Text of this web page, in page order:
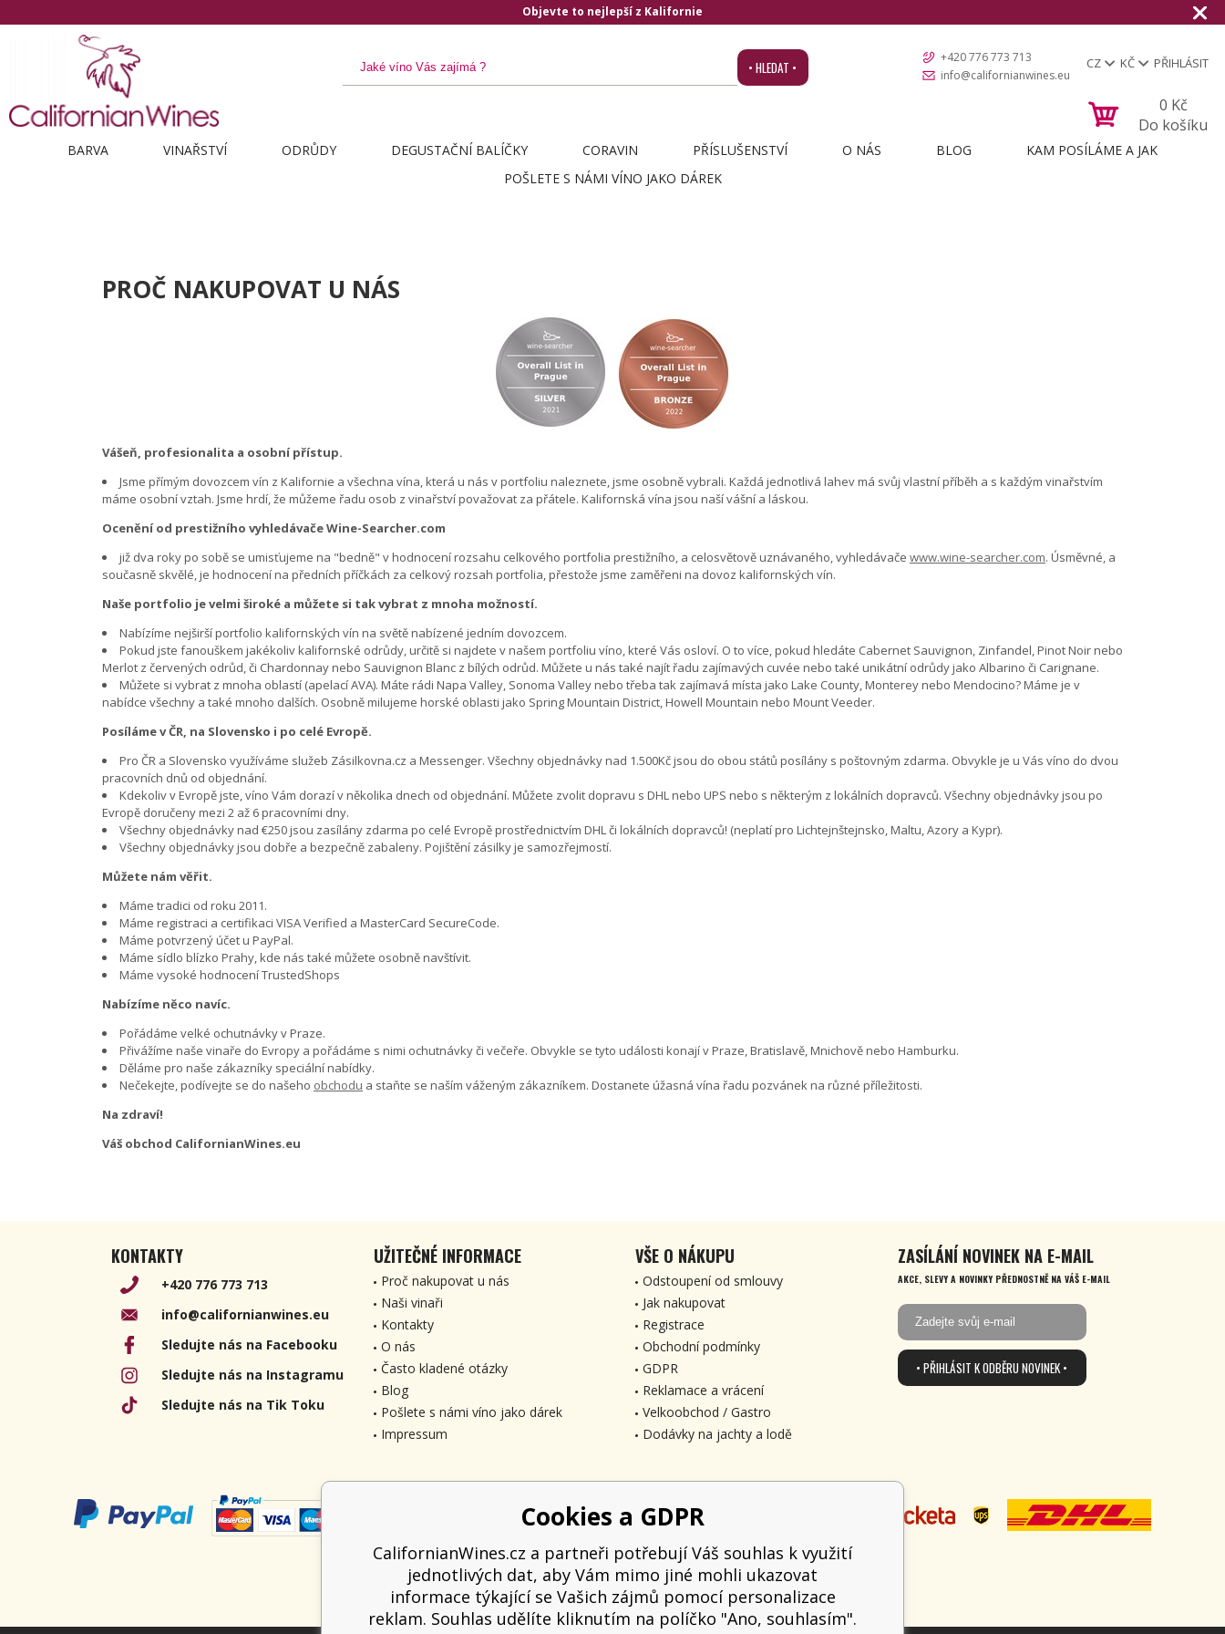
Objevte to nejlepší z Kalifornie
• HLEDAT •
+420 776 773 713
info@californianwines.eu
CZ KČ PŘIHLÁSIT
0 Kč
Do košíku
BARVA VINAŘSTVÍ ODRŮDY DEGUSTAČNÍ BALÍČKY CORAVIN PŘÍSLUŠENSTVÍ O NÁS BLOG
KAM POSÍLÁME A JAK
POŠLETE S NÁMI VÍNO JAKO DÁREK
PROČ NAKUPOVAT U NÁS
Vášeň, profesionalita a osobní přístup.
Jsme přímým dovozcem vín z Kalifornie a všechna vína, která u nás v portfoliu naleznete, jsme osobně vybrali. Každá jednotlivá lahev má svůj vlastní příběh a s každým vinařstvím
máme osobní vztah. Jsme hrdí, že můžeme řadu osob z vinařství považovat za přátele. Kalifornská vína jsou naší vášní a láskou.
Ocenění od prestižního vyhledávače Wine-Searcher.com
již dva roky po sobě se umisťujeme na "bedně" v hodnocení rozsahu celkového portfolia prestižního, a celosvětově uznávaného, vyhledávače www.wine-searcher.com. Úsměvné, a
současně skvělé, je hodnocení na předních příčkách za celkový rozsah portfolia, přestože jsme zaměřeni na dovoz kalifornských vín.
Naše portfolio je velmi široké a můžete si tak vybrat z mnoha možností.
Nabízíme nejširší portfolio kalifornských vín na světě nabízené jedním dovozcem.
Pokud jste fanouškem jakékoliv kalifornské odrůdy, určitě si najdete v našem portfoliu víno, které Vás osloví. O to více, pokud hledáte Cabernet Sauvignon, Zinfandel, Pinot Noir nebo
Merlot z červených odrůd, či Chardonnay nebo Sauvignon Blanc z bílých odrůd. Můžete u nás také najít řadu zajímavých cuvée nebo také unikátní odrůdy jako Albarino či Carignane.
Můžete si vybrat z mnoha oblastí (apelací AVA). Máte rádi Napa Valley, Sonoma Valley nebo třeba tak zajímavá místa jako Lake County, Monterey nebo Mendocino? Máme je v
nabídce všechny a také mnoho dalších. Osobně milujeme horské oblasti jako Spring Mountain District, Howell Mountain nebo Mount Veeder.
Posíláme v ČR, na Slovensko i po celé Evropě.
Pro ČR a Slovensko využíváme služeb Zásilkovna.cz a Messenger. Všechny objednávky nad 1.500Kč jsou do obou států posílány s poštovným zdarma. Obvykle je u Vás víno do dvou
pracovních dnů od objednání.
Kdekoliv v Evropě jste, víno Vám dorazí v několika dnech od objednání. Můžete zvolit dopravu s DHL nebo UPS nebo s některým z lokálních dopravců. Všechny objednávky jsou po
Evropě doručeny mezi 2 až 6 pracovními dny.
Všechny objednávky nad €250 jsou zasílány zdarma po celé Evropě prostřednictvím DHL či lokálních dopravců! (neplatí pro Lichtejnštejnsko, Maltu, Azory a Kypr).
Všechny objednávky jsou dobře a bezpečně zabaleny. Pojištění zásilky je samozřejmostí.
Můžete nám věřit.
Máme tradici od roku 2011.
Máme registraci a certifikaci VISA Verified a MasterCard SecureCode.
Máme potvrzený účet u PayPal.
Máme sídlo blízko Prahy, kde nás také můžete osobně navštívit.
Máme vysoké hodnocení TrustedShops
Nabízíme něco navíc.
Pořádáme velké ochutnávky v Praze.
Přivážíme naše vinaře do Evropy a pořádáme s nimi ochutnávky či večeře. Obvykle se tyto události konají v Praze, Bratislavě, Mnichově nebo Hamburku.
Děláme pro naše zákazníky speciální nabídky.
Nečekejte, podívejte se do našeho obchodu a staňte se naším váženým zákazníkem. Dostanete úžasná vína řadu pozvánek na různé příležitosti.
Na zdraví!
Váš obchod CalifornianWines.eu
KONTAKTY
+420 776 773 713
info@californianwines.eu
Sledujte nás na Facebooku
Sledujte nás na Instagramu
Sledujte nás na Tik Toku
UŽITEČNÉ INFORMACE
Proč nakupovat u nás
Naši vinaři
Kontakty
O nás
Často kladené otázky
Blog
Pošlete s námi víno jako dárek
Impressum
VŠE O NÁKUPU
Odstoupení od smlouvy
Jak nakupovat
Registrace
Obchodní podmínky
GDPR
Reklamace a vrácení
Velkoobchod / Gastro
Dodávky na jachty a lodě
ZASÍLÁNÍ NOVINEK NA E-MAIL
AKCE, SLEVY A NOVINKY PŘEDNOSTNĚ NA VÁŠ E-MAIL
• PŘIHLÁSIT K ODBĚRU NOVINEK •
Cookies a GDPR
CalifornianWines.cz a partneři potřebují Váš souhlas k využití
jednotlivých dat, aby Vám mimo jiné mohli ukazovat
informace týkající se Vašich zájmů pomocí personalizace
reklam. Souhlas udělíte kliknutím na políčko "Ano, souhlasím".